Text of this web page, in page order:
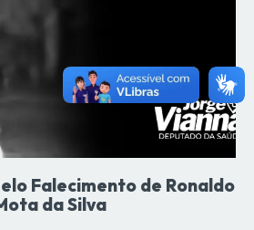
Falecimento de Ronaldo
da Silva